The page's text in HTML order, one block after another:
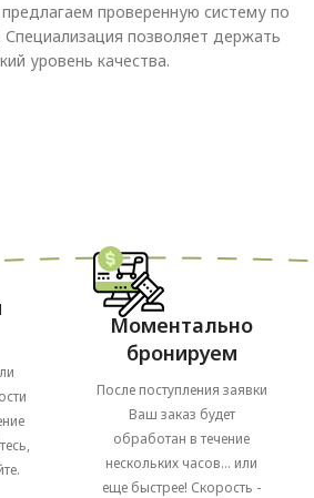
проверенную систему по
Специализация позволяет держать
уровень качества.
Моментально
бронируем
После поступления заявки
Ваш заказ будет
обработан в течение
нескольких часов... или
еще быстрее! Скорость -